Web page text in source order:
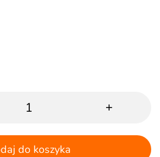
+
do koszyka